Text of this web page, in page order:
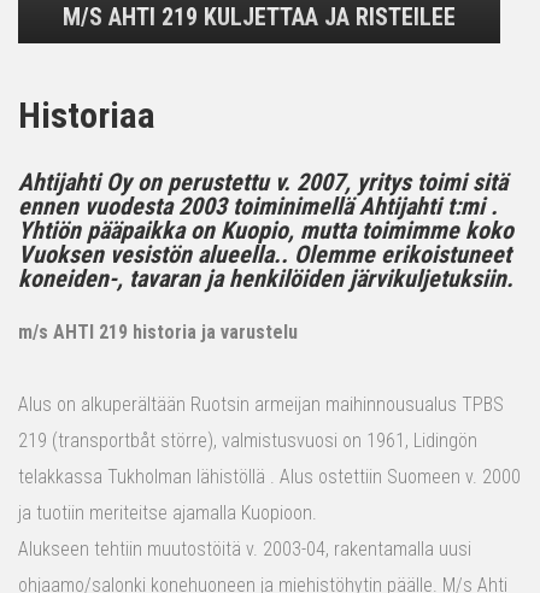
M/S AHTI 219 KULJETTAA JA RISTEILEE
Historiaa
Ahtijahti Oy on perustettu v. 2007, yritys toimi sitä
ennen vuodesta 2003 toiminimellä Ahtijahti t:mi .
Yhtiön pääpaikka on Kuopio, mutta toimimme koko
Vuoksen vesistön alueella.. Olemme erikoistuneet
koneiden-, tavaran ja henkilöiden järvikuljetuksiin.
m/s AHTI 219 historia ja varustelu
Alus on alkuperältään Ruotsin armeijan maihinnousualus TPBS
219 (transportbåt större), valmistusvuosi on 1961, Lidingön
telakkassa Tukholman lähistöllä . Alus ostettiin Suomeen v. 2000
ja tuotiin meriteitse ajamalla Kuopioon.
Alukseen tehtiin muutostöitä v. 2003-04, rakentamalla uusi
ohjaamo/salonki konehuoneen ja miehistöhytin päälle. M/s Ahti